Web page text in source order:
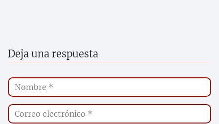
Deja una respuesta